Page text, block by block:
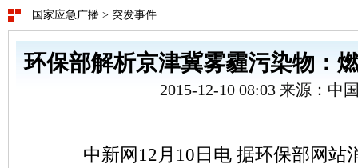
国家应急广播 > 突发事件
环保部解析京津冀雾霾污染物：
2015-12-10 08:03 来源：中
中新网12月10日电 据环保部网站